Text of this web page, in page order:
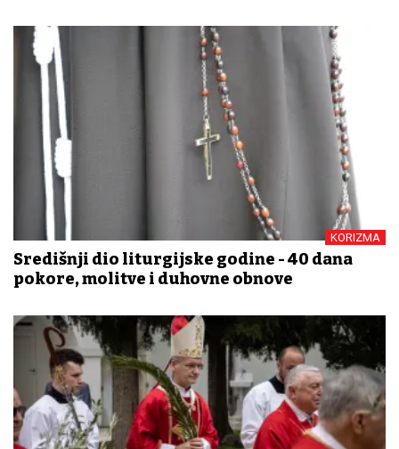
KORIZMA
Središnji dio liturgijske godine - 40 dana
pokore, molitve i duhovne obnove